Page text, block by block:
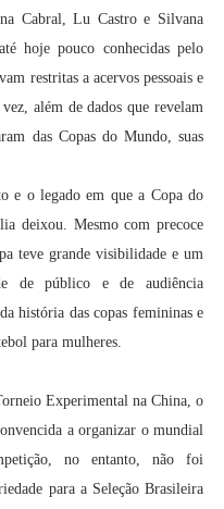
Cabral, Lu Castro e Silvana
hoje pouco conhecidas pelo
restritas a acervos pessoais e
além de dados que revelam
das Copas do Mundo, suas
e o legado em que a Copa do
deixou. Mesmo com precoce
teve grande visibilidade e um
de público e de audiência
história das copas femininas e
para mulheres.
Experimental na China, o
a organizar o mundial
no entanto, não foi
para a Seleção Brasileira